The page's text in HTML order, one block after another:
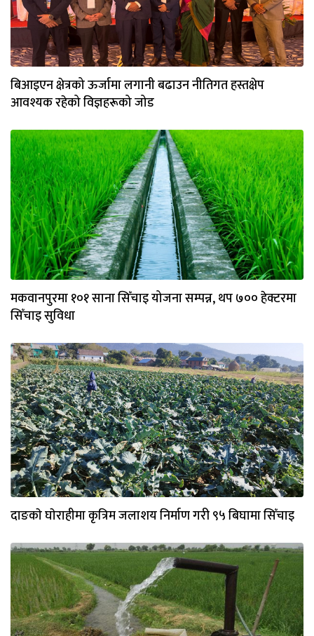
बिआइएन क्षेत्रको ऊर्जामा लगानी बढाउन नीतिगत हस्तक्षेप
आवश्यक रहेको विज्ञहरूको जोड
मकवानपुरमा १०१ साना सिँचाइ योजना सम्पन्न, थप ७०० हेक्टरमा
सिँचाइ सुविधा
दाङकाे घाेराहीमा कृत्रिम जलाशय निर्माण गरी ९५ बिघामा सिँचाइ